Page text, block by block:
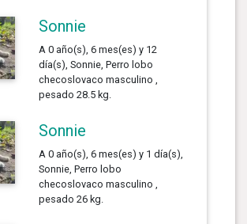
Sonnie
A 0 año(s), 6 mes(es) y 12
día(s), Sonnie, Perro lobo
checoslovaco masculino ,
pesado 28.5 kg.
Sonnie
A 0 año(s), 6 mes(es) y 1 día(s),
Sonnie, Perro lobo
checoslovaco masculino ,
pesado 26 kg.